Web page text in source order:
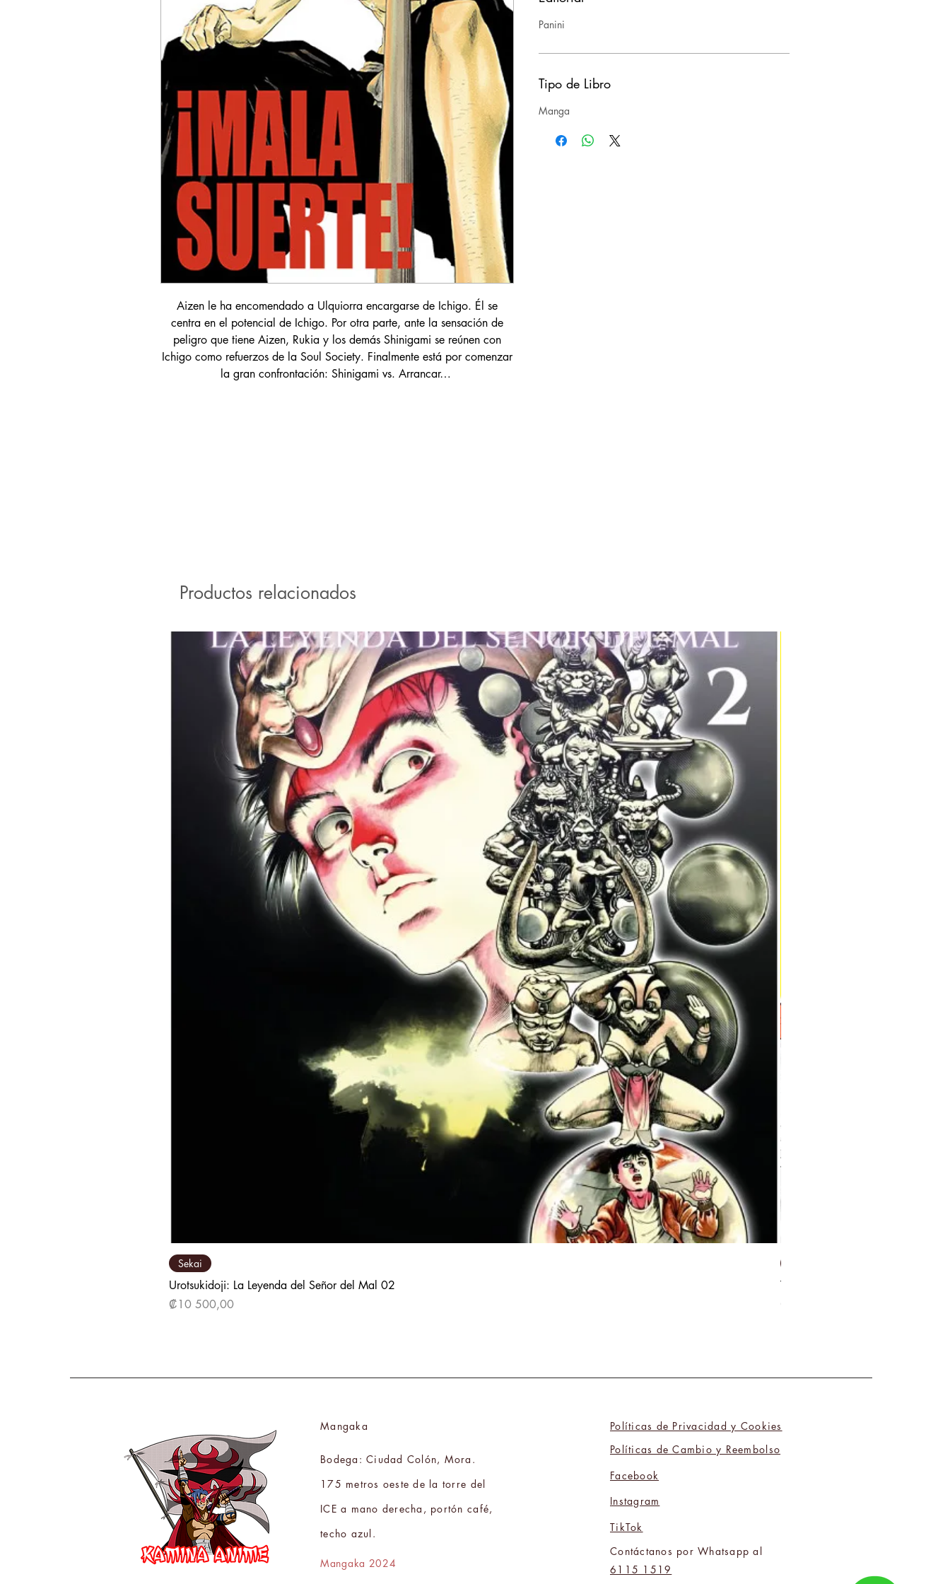
Aizen le ha encomendado a Ulquiorra encargarse de Ichigo. Él se
centra en el potencial de Ichigo. Por otra parte, ante la sensación de
peligro que tiene Aizen, Rukia y los demás Shinigami se reúnen con
Ichigo como refuerzos de la Soul Society. Finalmente está por comenzar
la gran confrontación: Shinigami vs. Arrancar…
Panini
Tipo de Libro
Manga
Productos relacionados
Sekai
Urotsukidoji: La Leyenda del Señor del Mal 02
Precio
₡10 500,00
Tú y Yo Somos Polos Opuestos 06
Mangaka
Bodega: Ciudad Colón, Mora.
175 metros oeste de la torre del
ICE a mano derecha, portón café,
techo azul.
Mangaka 2024
Políticas de Privacidad y Cookies
Políticas de Cambio y Reembolso
Facebook
Instagram
TikTok
Contáctanos por Whatsapp al
6115 1519